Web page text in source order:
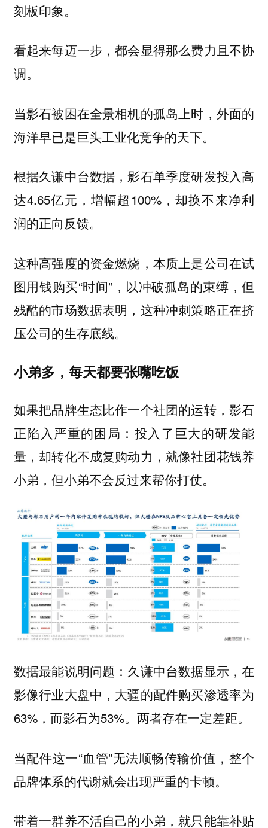
刻板印象。
看起来每迈一步，都会显得那么费力且不协
调。
当影石被困在全景相机的孤岛上时，外面的
海洋早已是巨头工业化竞争的天下。
根据久谦中台数据，影石单季度研发投入高
达4.65亿元，增幅超100%，却换不来净利
润的正向反馈。
这种高强度的资金燃烧，本质上是公司在试
图用钱购买“时间”，以冲破孤岛的束缚，但
残酷的市场数据表明，这种冲刺策略正在挤
压公司的生存底线。
小弟多，每天都要张嘴吃饭
如果把品牌生态比作一个社团的运转，影石
正陷入严重的困局：投入了巨大的研发能
量，却转化不成复购动力，就像社团花钱养
小弟，但小弟不会反过来帮你打仗。
数据最能说明问题：久谦中台数据显示，在
影像行业大盘中，大疆的配件购买渗透率为
63%，而影石为53%。两者存在一定差距。
当配件这一“血管”无法顺畅传输价值，整个
品牌体系的代谢就会出现严重的卡顿。
带着一群养不活自己的小弟，就只能靠补贴